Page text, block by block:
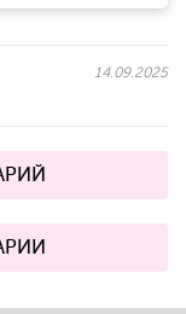
14.09.2025